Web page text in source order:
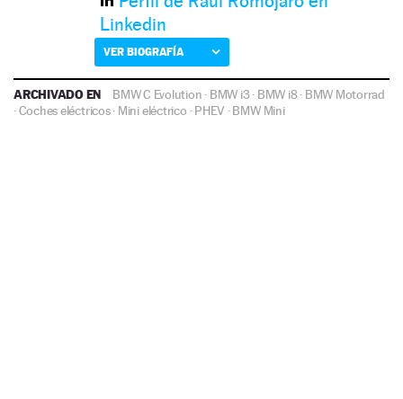
Linkedin
VER BIOGRAFÍA
ARCHIVADO EN BMW C Evolution · BMW i3· BMW i8· BMW Motorrad
·Coches eléctricos· Mini eléctrico ·PHEV ·BMW Mini